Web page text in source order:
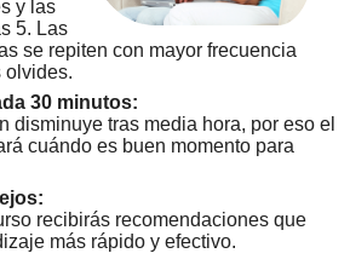
y las
5. Las
se repiten con mayor frecuencia
olvides.
30 minutos:
disminuye tras media hora, por eso el
cuándo es buen momento para
recibirás recomendaciones que
más rápido y efectivo.